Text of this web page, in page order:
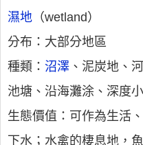
濕地 （wetland）
分布：大部分地區
種類： 沼澤 、泥炭地、
池塘、沿海灘涂、深度
生態價值：可作為生活
下水；水禽的棲息地，